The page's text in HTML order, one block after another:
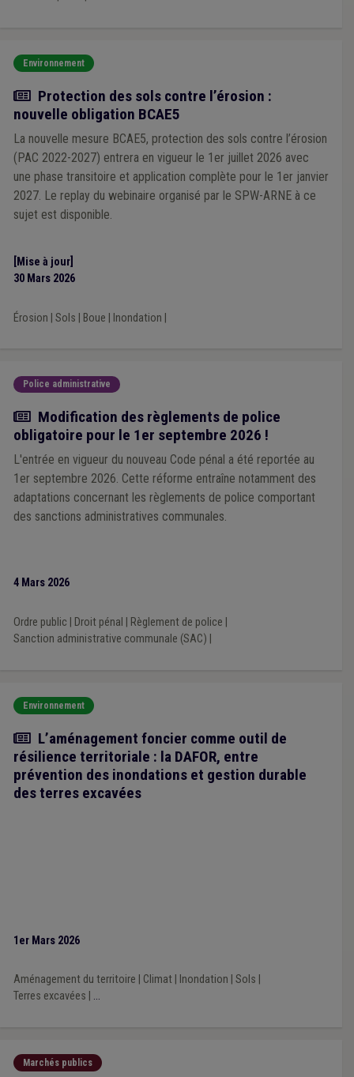
Environnement
Actualité
Protection des sols contre l’érosion :
nouvelle obligation BCAE5
La nouvelle mesure BCAE5, protection des sols contre l’érosion
(PAC 2022-2027) entrera en vigueur le 1er juillet 2026 avec
une phase transitoire et application complète pour le 1er janvier
2027. Le replay du webinaire organisé par le SPW-ARNE à ce
sujet est disponible.
[Mise à jour]
30 Mars 2026
Érosion Sols Boue Inondation
Police administrative
Actualité
Modification des règlements de police
obligatoire pour le 1er septembre 2026 !
L'entrée en vigueur du nouveau Code pénal a été reportée au
1er septembre 2026. Cette réforme entraîne notamment des
adaptations concernant les règlements de police comportant
des sanctions administratives communales.
4 Mars 2026
Ordre public Droit pénal Règlement de police
Sanction administrative communale (SAC)
Environnement
Article
L’aménagement foncier comme outil de
résilience territoriale : la DAFOR, entre
prévention des inondations et gestion durable
des terres excavées
1er Mars 2026
Aménagement du territoire Climat| Inondation Sols
Terres excavées
...
Marchés publics